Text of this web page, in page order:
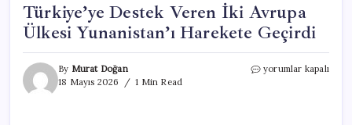
Türkiye’ye Destek Veren İki Avrupa
Ülkesi Yunanistan’ı Harekete Geçirdi
By Murat Doğan
18 Mayıs 2026
1 Min Read
Türkiye’ye
yorumlar kapalı